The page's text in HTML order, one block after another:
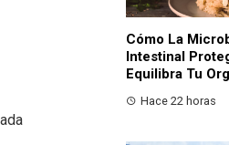
Cómo La
Intestinal
Equilibra Tu
Hace 22 horas